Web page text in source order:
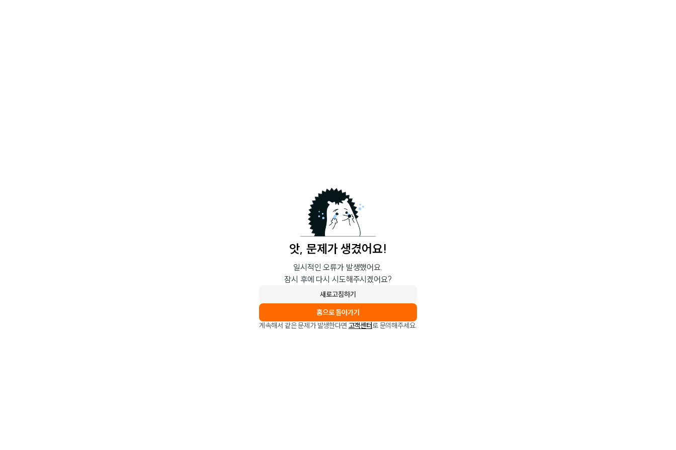
앗, 문제가 생겼어요!
일시적인 오류가 발생했어요.
잠시 후에 다시 시도해주시겠어요?
새로고침하기
홈으로 돌아가기
계속해서 같은 문제가 발생한다면 고객센터로 문의해주세요.